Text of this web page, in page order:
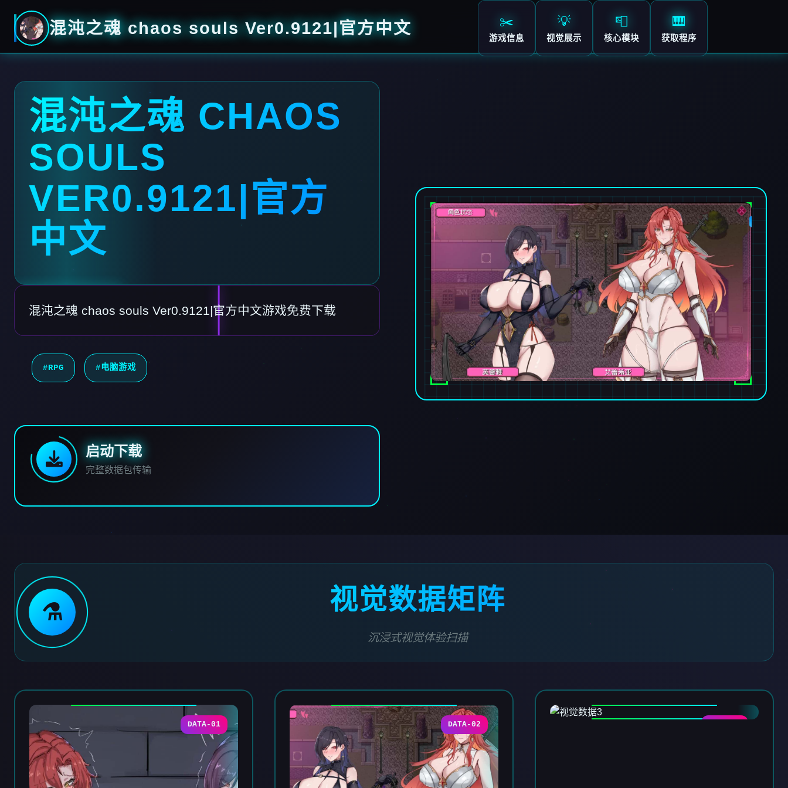
混沌之魂 chaos souls Ver0.9121|官方中文 ✂️
游戏信息
💡
视觉展示
📮
核心模块
🎹
获取程序
混沌之魂 CHAOS
SOULS
VER0.9121|官方
中文
混沌之魂 chaos souls Ver0.9121|官方中文游戏免费下载
#RPG #电脑游戏
启动下载
完整数据包传输
⚗️ 视觉数据矩阵
沉浸式视觉体验扫描
DATA-01 DATA-02